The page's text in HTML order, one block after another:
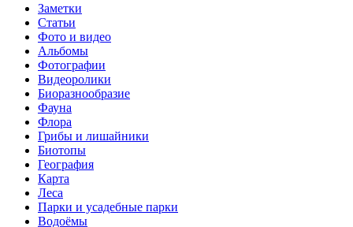
Заметки
Статьи
Фото и видео
Альбомы
Фотографии
Видеоролики
Биоразнообразие
Фауна
Флора
Грибы и лишайники
Биотопы
География
Карта
Леса
Парки и усадебные парки
Водоёмы